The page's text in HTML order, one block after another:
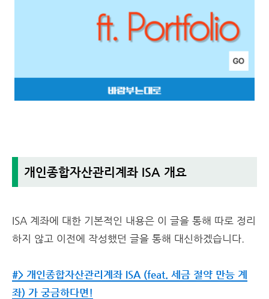
개인종합자산관리계좌 ISA 개요
ISA 계좌에 대한 기본적인 내용은 이 글을 통해 따로 정리
하지 않고 이전에 작성했던 글을 통해 대신하겠습니다.
#> 개인종합자산관리계좌 ISA (feat. 세금 절약 만능 계
좌) 가 궁금하다면!